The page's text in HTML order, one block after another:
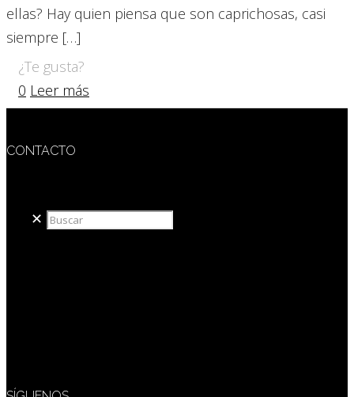
ellas? Hay quien piensa que son caprichosas, casi
siempre […]
¿Te gusta?
0 Leer más
CONTACTO
✕